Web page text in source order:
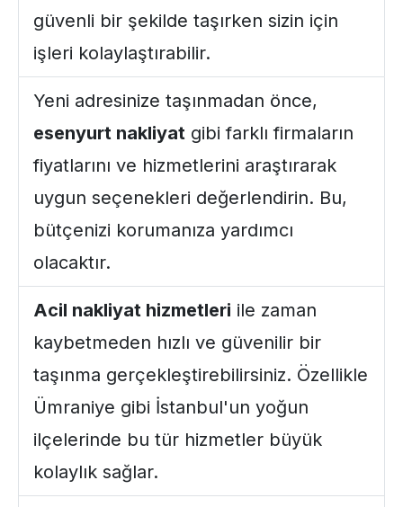
güvenli bir şekilde taşırken sizin için
işleri kolaylaştırabilir.
Yeni adresinize taşınmadan önce,
esenyurt nakliyat gibi farklı firmaların
fiyatlarını ve hizmetlerini araştırarak
uygun seçenekleri değerlendirin. Bu,
bütçenizi korumanıza yardımcı
olacaktır.
Acil nakliyat hizmetleri ile zaman
kaybetmeden hızlı ve güvenilir bir
taşınma gerçekleştirebilirsiniz. Özellikle
Ümraniye gibi İstanbul'un yoğun
ilçelerinde bu tür hizmetler büyük
kolaylık sağlar.